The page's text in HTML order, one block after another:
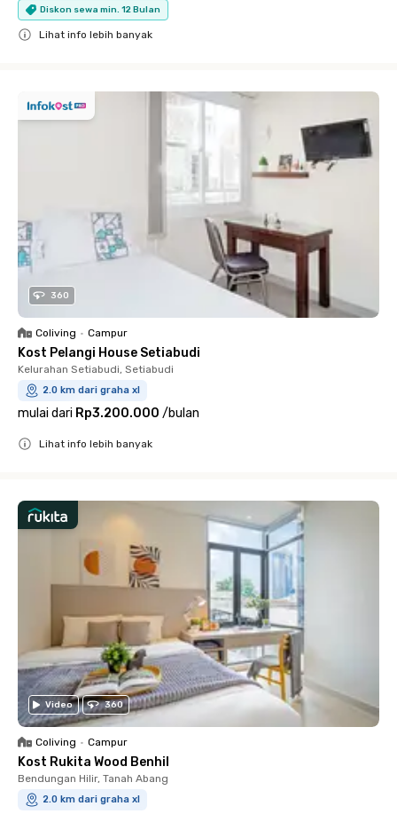
Diskon sewa min. 12 Bulan
Lihat info lebih banyak
360
Coliving • Campur
Kost Pelangi House Setiabudi
Kelurahan Setiabudi, Setiabudi
2.0 km dari graha xl
mulai dari Rp3.200.000 /bulan
Lihat info lebih banyak
Video 360
Coliving • Campur
Kost Rukita Wood Benhil
Bendungan Hilir, Tanah Abang
2.0 km dari graha xl